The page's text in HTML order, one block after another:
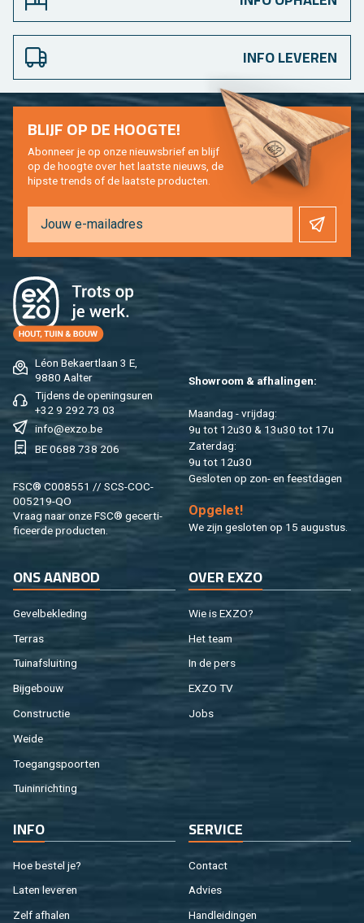
INFO LEVEREN
Léon Be­kaert­laan 3 E,
9880 Aal­ter
Tij­dens de ope­nings­uren
+32 9 292 73 03
info@​exzo.​be
BE 0688 738 206
FSC® C008551 // SCS-COC-
005219-QO
Vraag naar onze FSC® ge­cer­ti­
fi­ceer­de pro­duc­ten.
Show­room & af­ha­lin­gen:
Maan­dag - vrij­dag:
9u tot 12u30 & 13u30 tot 17u
Za­ter­dag:
9u tot 12u30
Ge­slo­ten op zon- en feest­da­gen
Op­ge­let!
We zijn ge­slo­ten op 15 au­gus­tus.
BLIJF OP DE HOOG­TE!
Abon­neer je op onze nieuws­brief en blijf
op de hoog­te over het laat­ste nieuws, de
hip­s­te trends of de laat­ste pro­duc­ten.
ONS AAN­BOD
Ge­vel­be­kle­ding
Ter­ras
Tuin­af­slui­ting
Bij­ge­bouw
Con­struc­tie
Weide
Toe­gangs­poor­ten
Tuin­in­rich­ting
OVER EXZO
Wie is EXZO?
Het team
In de pers
EXZO TV
Jobs
INFO
Hoe be­stel je?
Laten le­ve­ren
Zelf af­ha­len
SER­VI­CE
Con­tact
Ad­vies
Hand­lei­din­gen